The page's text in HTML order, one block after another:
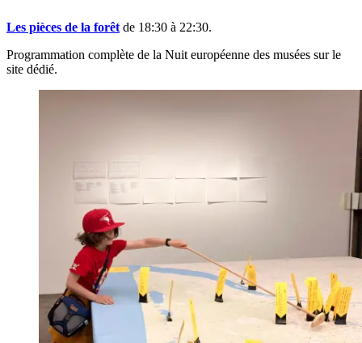
Les pièces de la forêt de 18:30 à 22:30.
Programmation complète de la Nuit européenne des musées sur le
site dédié.